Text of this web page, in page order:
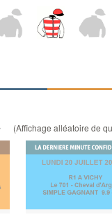
(Affichage alléatoire de